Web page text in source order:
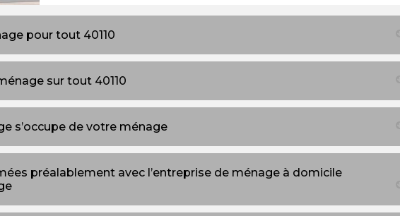
pour tout 40110
sur tout 40110
s’occupe de votre ménage
préalablement avec l’entreprise de ménage à domicile